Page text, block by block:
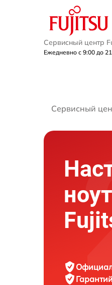
Сервисный центр
Ежедневно с 9:00 до
Сервисный